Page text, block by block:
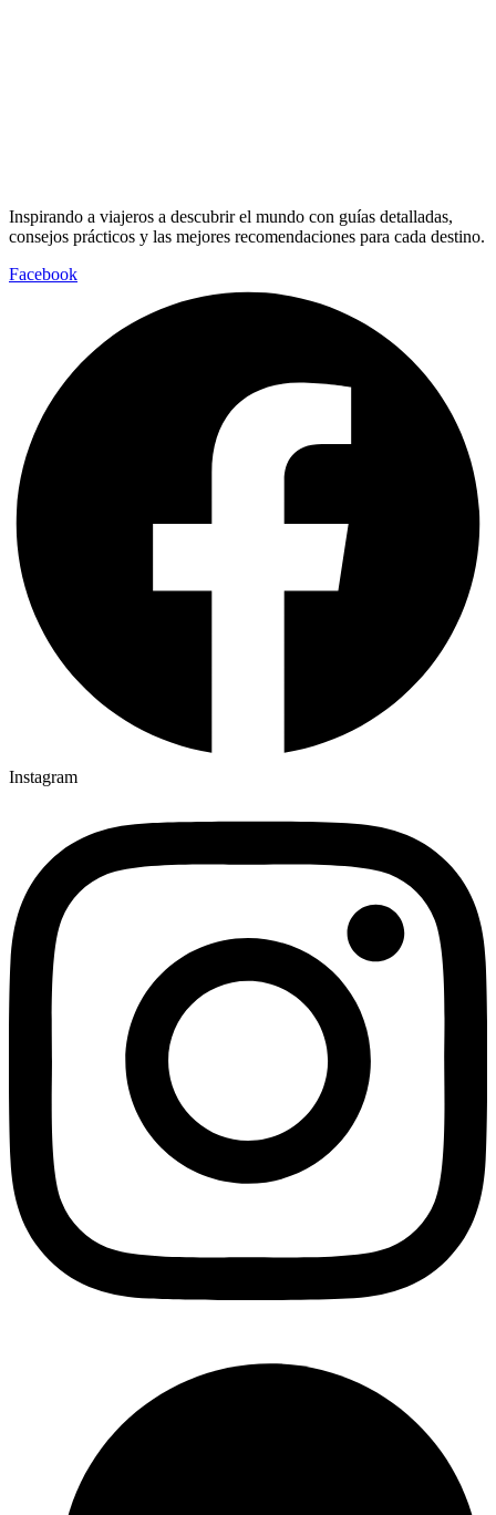
Inspirando a viajeros a descubrir el mundo con guías detalladas,
consejos prácticos y las mejores recomendaciones para cada destino.
Facebook
Instagram